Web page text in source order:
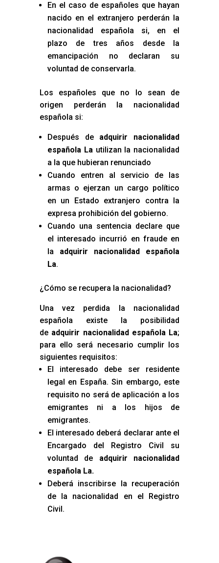
En el caso de españoles que hayan
nacido en el extranjero perderán la
nacionalidad española si, en el
plazo de tres años desde la
emancipación no declaran su
voluntad de conservarla.
Los españoles que no lo sean de
origen perderán la nacionalidad
española si:
Después de adquirir nacionalidad
española Lautilizan la nacionalidad
a la que hubieran renunciado
Cuando entren al servicio de las
armas o ejerzan un cargo político
en un Estado extranjero contra la
expresa prohibición del gobierno.
Cuando una sentencia declare que
el interesado incurrió en fraude en
la adquirir nacionalidad española
La.
¿Cómo se recupera la nacionalidad?
Una vez perdida la nacionalidad
española existe la posibilidad
de adquirir nacionalidad española La;
para ello será necesario cumplir los
siguientes requisitos:
El interesado debe ser residente
legal en España. Sin embargo, este
requisito no será de aplicación a los
emigrantes ni a los hijos de
emigrantes.
El interesado deberá declarar ante el
Encargado del Registro Civil su
voluntad de adquirir nacionalidad
española La.
Deberá inscribirse la recuperación
de la nacionalidad en el Registro
Civil.